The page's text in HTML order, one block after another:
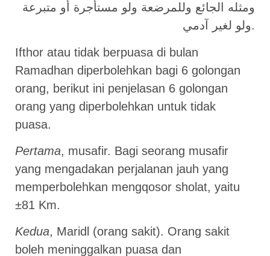
ومثله الجائع وللمرضعة ولو مستأجرة أو متبرعة
ولو لغير آدمي.
Ifthor atau tidak berpuasa di bulan
Ramadhan diperbolehkan bagi 6 golongan
orang, berikut ini penjelasan 6 golongan
orang yang diperbolehkan untuk tidak
puasa.
Pertama, musafir. Bagi seorang musafir
yang mengadakan perjalanan jauh yang
memperbolehkan mengqosor sholat, yaitu
±81 Km.
Kedua, Maridl (orang sakit). Orang sakit
boleh meninggalkan puasa dan